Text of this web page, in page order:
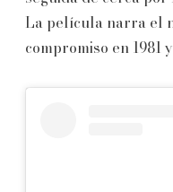
La película narra el
compromiso en 1981